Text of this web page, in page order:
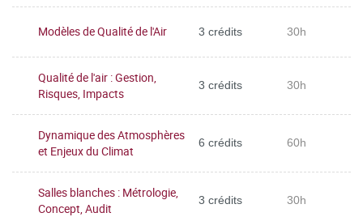
Modèles de Qualité de l'Air 3 crédits 30h
Qualité de l'air : Gestion,
Risques, Impacts
3 crédits 30h
Dynamique des Atmosphères
et Enjeux du Climat
6 crédits 60h
Salles blanches : Métrologie,
Concept, Audit
3 crédits 30h